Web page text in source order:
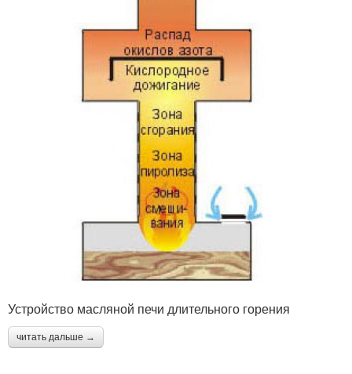
Устройство масляной печи длительного горения
читать дальше →